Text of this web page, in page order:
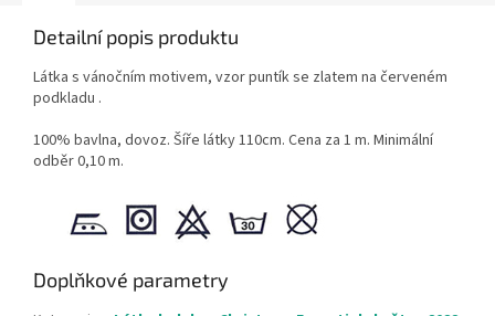
Detailní popis produktu
Látka s vánočním motivem, vzor puntík se zlatem na červeném
podkladu .
100% bavlna, dovoz. Šíře látky 110cm. Cena za 1 m. Minimální
odběr 0,10 m.
Doplňkové parametry